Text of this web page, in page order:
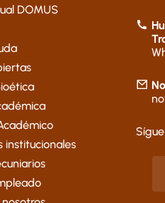
DOMUS
institucionales